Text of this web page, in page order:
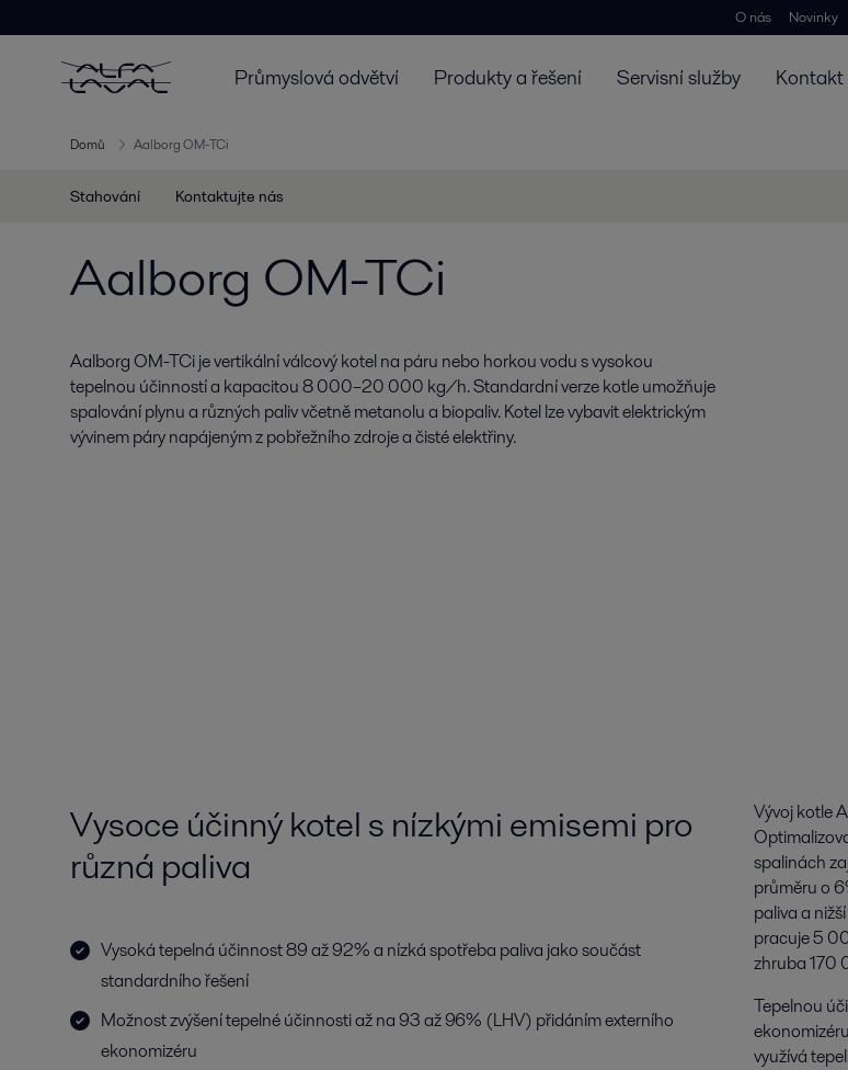
O nás Novinky
Průmyslová odvětví Produkty a řešení Servisní služby Kontakt
Domů Aalborg OM-TCi
Stahování Kontaktujte nás
Aalborg OM-TCi
Aalborg OM-TCi je vertikální válcový kotel na páru nebo horkou vodu s vysokou
tepelnou účinností a kapacitou 8 000–20 000 kg/h. Standardní verze kotle umožňuje
spalování plynu a různých paliv včetně metanolu a biopaliv. Kotel lze vybavit elektrickým
vývinem páry napájeným z pobřežního zdroje a čisté elektřiny.
Vysoce účinný kotel s nízkými emisemi pro
různá paliva
Vysoká tepelná účinnost 89 až 92% a nízká spotřeba paliva jako součást
standardního řešení
Možnost zvýšení tepelné účinnosti až na 93 až 96% (LHV) přidáním externího
ekonomizéru
Vývoj kotle
spalinách
průměru o
paliva a
pracuje 5
zhruba 170
Tepelnou
využívá